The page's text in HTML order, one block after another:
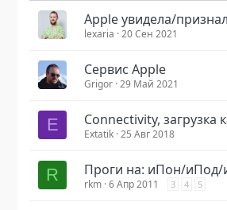
Apple увидела/
lexaria 20 Сен 2021
Сервис Apple
Grigor 29 Май 2021
E Connectivity, загрузка
Extatik 25 Авг 2018
R Проги на: иПон/иПод/
rkm 6 Апр 2011 3 4 5